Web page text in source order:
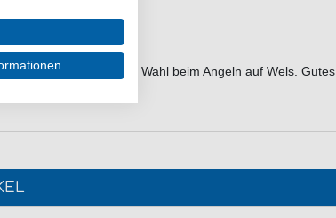
Stärke
ist eine gute Wahl beim Angeln auf Wels. Gutes